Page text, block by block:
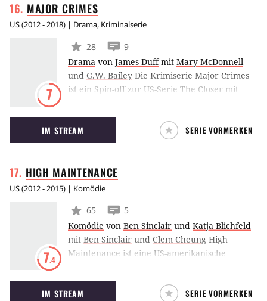
MAJORCRIMES
US(2012 - 2018) | Drama, Kriminalserie
7
28
9
Drama von James Duffmit Mary McDonnell
und G.W. Bailey Die Krimiserie Major Crimes
ist ein Spin-off zur US-Serie The Closer mit
McDonnell spielt darin die Hauptrolle und
übernimmt die Major Crimes Division. Dabei
agiert sie größtenteils mit dem bekannten
IM STREAM SERIE VORMERKEN
HIGH MAINTENANCE
US(2012 - 2015) | Komödie
7.4
65
5
Komödie von Ben Sinclair und Katja Blichfeld
mit Ben Sinclair und Clem Cheung High
Maintenance ist eine US-amerikanische
Vimeo ausgestrahlt wurde. Ben Sinclair spielt
in High Maintenance einen Dealer, der es im
IM STREAM SERIE VORMERKEN